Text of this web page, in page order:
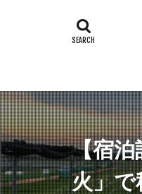
【宿泊
火」で